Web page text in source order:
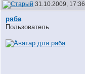
31.10.2009, 17:36
ряба
Пользователь